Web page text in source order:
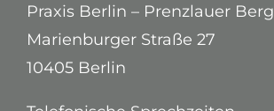
Praxis Berlin – Prenzlauer Berg
Marienburger Straße 27
10405 Berlin